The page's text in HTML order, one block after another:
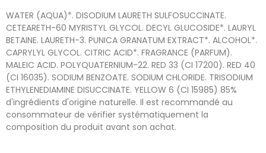
WATER (AQUA)*. DISODIUM LAURETH SULFOSUCCINATE.
CETEARETH-60 MYRISTYL GLYCOL. DECYL GLUCOSIDE*. LAURYL
BETAINE. LAURETH-3. PUNICA GRANATUM EXTRACT*. ALCOHOL*.
CAPRYLYL GLYCOL. CITRIC ACID*. FRAGRANCE (PARFUM).
MALEIC ACID. POLYQUATERNIUM-22. RED 33 (CI 17200). RED 40
(CI 16035). SODIUM BENZOATE. SODIUM CHLORIDE. TRISODIUM
ETHYLENEDIAMINE DISUCCINATE. YELLOW 6 (CI 15985) 85%
d'ingrédients d'origine naturelle. Il est recommandé au
consommateur de vérifier systématiquement la
composition du produit avant son achat.